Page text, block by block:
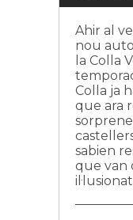
Ahir al
nou
la Colla
Colla ja
que ara
sabien
que van